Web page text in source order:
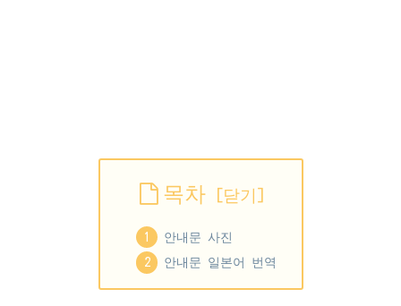
목차
안내문 사진
안내문 일본어 번역